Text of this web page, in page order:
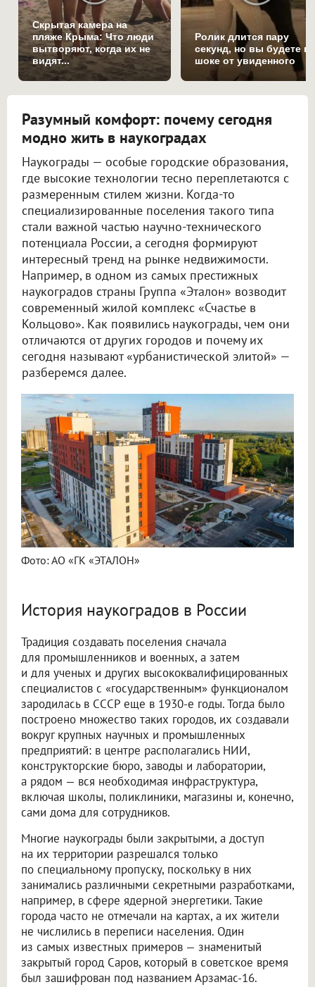
Скрытая камера на
пляже Крыма: Что люди
вытворяют, когда их не
видят...
Ролик длится пару
секунд, но вы будете в
шоке от увиденного
Разумный комфорт: почему сегодня
модно жить в наукоградах
Наукограды — особые городские образования,
где высокие технологии тесно переплетаются с
размеренным стилем жизни. Когда-то
специализированные поселения такого типа
стали важной частью научно-технического
потенциала России, а сегодня формируют
интересный тренд на рынке недвижимости.
Например, в одном из самых престижных
наукоградов страны Группа «Эталон» возводит
современный жилой комплекс «Счастье в
Кольцово». Как появились наукограды, чем они
отличаются от других городов и почему их
сегодня называют «урбанистической элитой» —
разберемся далее.
Фото: АО «ГК «ЭТАЛОН»
История наукоградов в России
Традиция создавать поселения сначала
для промышленников и военных, а затем
и для ученых и других высококвалифицированных
специалистов с «государственным» функционалом
зародилась в СССР еще в 1930-е годы. Тогда было
построено множество таких городов, их создавали
вокруг крупных научных и промышленных
предприятий: в центре располагались НИИ,
конструкторские бюро, заводы и лаборатории,
а рядом — вся необходимая инфраструктура,
включая школы, поликлиники, магазины и, конечно,
сами дома для сотрудников.
Многие наукограды были закрытыми, а доступ
на их территории разрешался только
по специальному пропуску, поскольку в них
занимались различными секретными разработками,
например, в сфере ядерной энергетики. Такие
города часто не отмечали на картах, а их жители
не числились в переписи населения. Один
из самых известных примеров — знаменитый
закрытый город Саров, который в советское время
был зашифрован под названием Арзамас-16.